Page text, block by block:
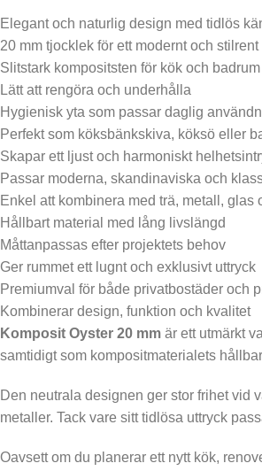
Elegant och naturlig design med tidlös
20 mm tjocklek för ett modernt och stilrent
Slitstark kompositsten för kök och badrum
Lätt att rengöra och underhålla
Hygienisk yta som passar daglig
Perfekt som köksbänkskiva, köksö eller
Skapar ett ljust och harmoniskt
Passar moderna, skandinaviska och
Enkel att kombinera med trä, metall, glas
Hållbart material med lång livslängd
Måttanpassas efter projektets behov
Ger rummet ett lugnt och exklusivt uttryck
Premiumval för både privatbostäder och
Kombinerar design, funktion och kvalitet
Komposit Oyster 20 mm är ett utmärkt
samtidigt som kompositmaterialets
Den neutrala designen ger stor frihet vid
metaller. Tack vare sitt tidlösa uttryck
Oavsett om du planerar ett nytt kök,